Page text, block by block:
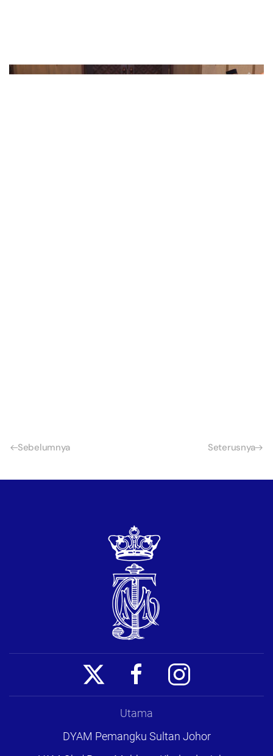
Sebelumnya Seterusnya
Utama
DYAM Pemangku Sultan Johor